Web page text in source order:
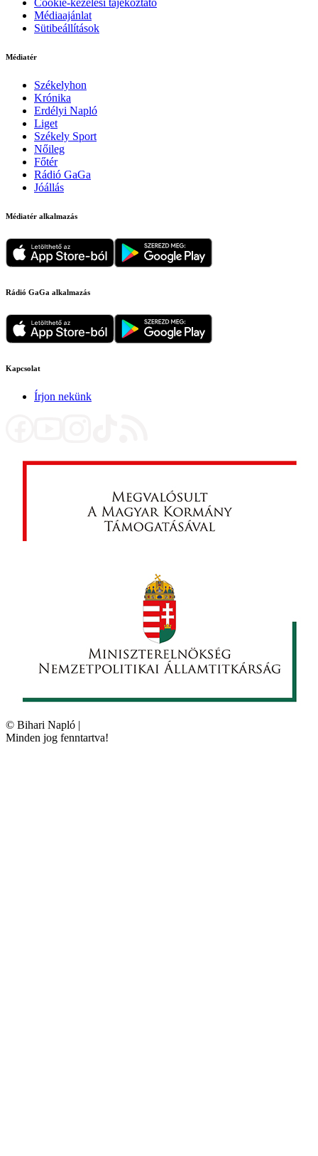
Médiaajánlat
Sütibeállítások
Médiatér
Székelyhon
Krónika
Erdélyi Napló
Liget
Székely Sport
Nőileg
Főtér
Rádió GaGa
Jóállás
Médiatér alkalmazás
Rádió GaGa alkalmazás
Kapcsolat
Írjon nekünk
© Bihari Napló |
Minden jog fenntartva!